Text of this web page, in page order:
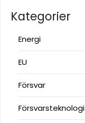
Kategorier
Energi
EU
Försvar
Försvarsteknologi